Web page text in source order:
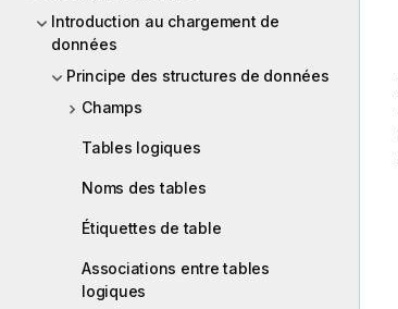
Introduction au chargement de
données
Principe des structures de données
Champs
Tables logiques
Noms des tables
Étiquettes de table
Associations entre tables
logiques